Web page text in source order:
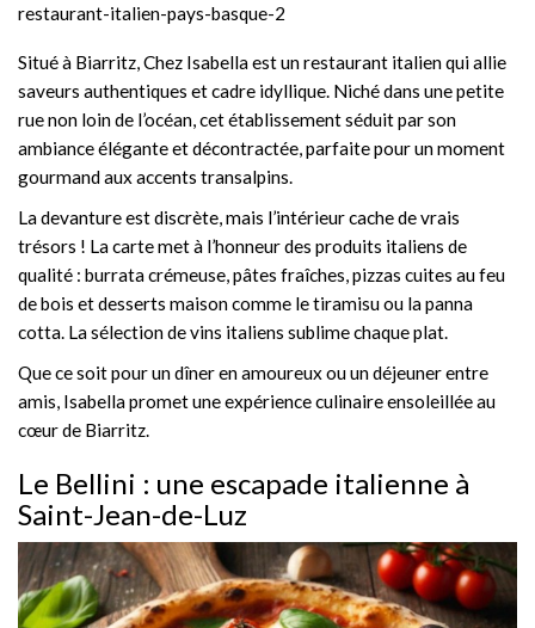
restaurant-italien-pays-basque-2
Situé à Biarritz, Chez Isabella est un restaurant italien qui allie
saveurs authentiques et cadre idyllique. Niché dans une petite
rue non loin de l’océan, cet établissement séduit par son
ambiance élégante et décontractée, parfaite pour un moment
gourmand aux accents transalpins.
La devanture est discrète, mais l’intérieur cache de vrais
trésors ! La carte met à l’honneur des produits italiens de
qualité : burrata crémeuse, pâtes fraîches, pizzas cuites au feu
de bois et desserts maison comme le tiramisu ou la panna
cotta. La sélection de vins italiens sublime chaque plat.
Que ce soit pour un dîner en amoureux ou un déjeuner entre
amis, Isabella promet une expérience culinaire ensoleillée au
cœur de Biarritz.
Le Bellini : une escapade italienne à
Saint-Jean-de-Luz